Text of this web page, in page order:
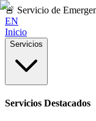
🚨 Servicio de
EN
Inicio
Servicios
Servicios Destacados